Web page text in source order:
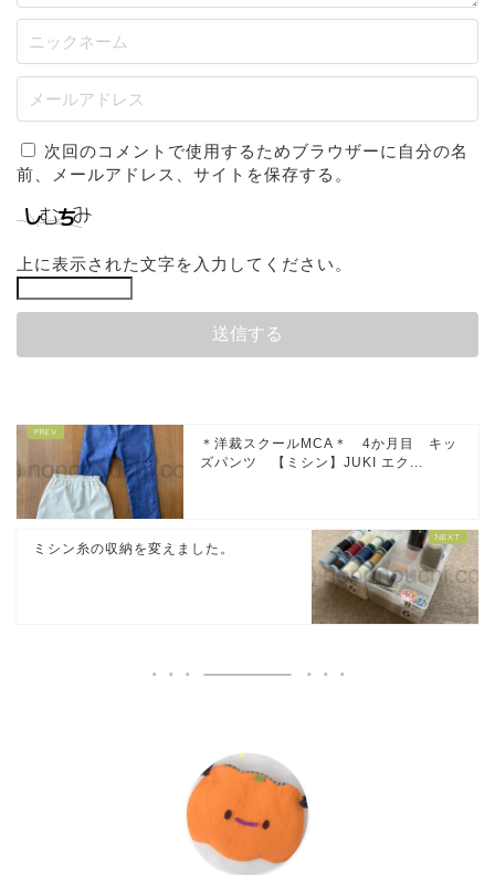
次回のコメントで使用するためブラウザーに自分の名
前、メールアドレス、サイトを保存する。
上に表示された文字を入力してください。
＊洋裁スクールMCA＊ 4か月目 キッ
ズパンツ 【ミシン】JUKI エク...
ミシン糸の収納を変えました。